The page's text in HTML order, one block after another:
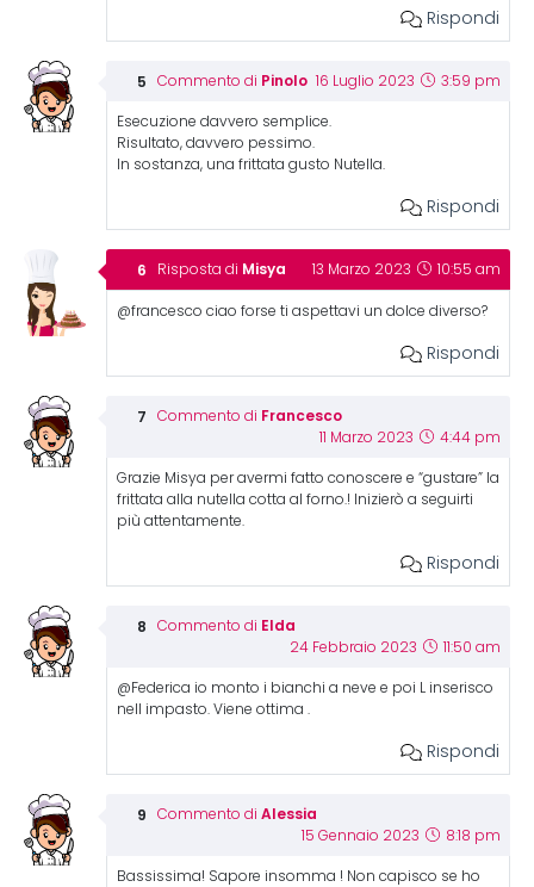
Rispondi
Commento di Pinolo 16 Luglio 2023 3:59 pm
Esecuzione davvero semplice.
Risultato, davvero pessimo.
In sostanza, una frittata gusto Nutella.
Rispondi
Risposta di Misya 13 Marzo 2023 10:55 am
@francesco ciao forse ti aspettavi un dolce diverso?
Rispondi
Commento di Francesco
11 Marzo 2023 4:44 pm
Grazie Misya per avermi fatto conoscere e “gustare” la
frittata alla nutella cotta al forno.! Inizierò a seguirti
più attentamente.
Rispondi
Commento di Elda
24 Febbraio 2023 11:50 am
@Federica io monto i bianchi a neve e poi L inserisco
nell impasto. Viene ottima .
Rispondi
Commento di Alessia
15 Gennaio 2023 8:18 pm
Bassissima! Sapore insomma ! Non capisco se ho